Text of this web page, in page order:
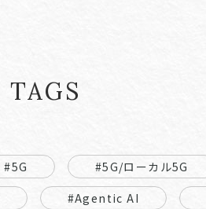
TAGS
#5G #5G/ローカル5G
#Agentic AI